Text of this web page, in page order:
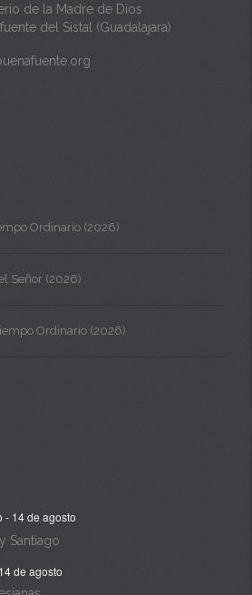
de la Madre de Dios
del Sistal (Guadalajara)
Ordinario (2026)
Señor (2026)
Ordinario (2026)
- 14 de agosto
Santiago
14 de agosto